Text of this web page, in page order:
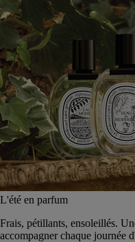
L'été en parfum
Frais, pétillants, ensoleillés.
accompagner chaque journée